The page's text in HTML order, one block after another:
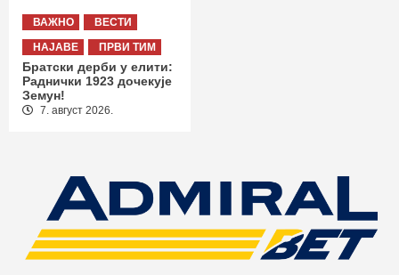
ВАЖНО
ВЕСТИ
НАЈАВЕ
ПРВИ ТИМ
Братски дерби у елити:
Раднички 1923 дочекује
Земун!
7. август 2026.